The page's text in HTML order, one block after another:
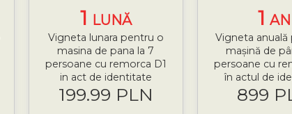
1 LUNĂ
Vigneta lunara pentru o
masina de pana la 7
persoane cu remorca D1
in act de identitate
199.99 PLN
1AN
Vigneta
mașină de
persoane cu
în actul de
899